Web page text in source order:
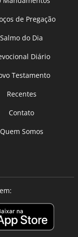
de Pregação
Salmo do Dia
Diário
Testamento
Recentes
Contato
Quem Somos